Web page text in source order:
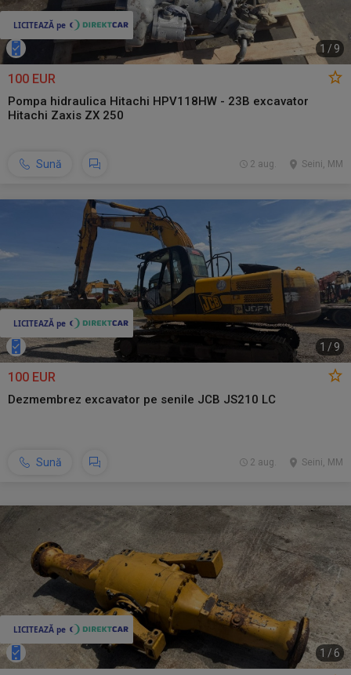
1 / 9
100 EUR
Pompa hidraulica Hitachi HPV118HW - 23B excavator
Hitachi Zaxis ZX 250
Sună Seini, MM
2 aug.
1 / 9
100 EUR
Dezmembrez excavator pe senile JCB JS210 LC
Sună Seini, MM
2 aug.
1 /6